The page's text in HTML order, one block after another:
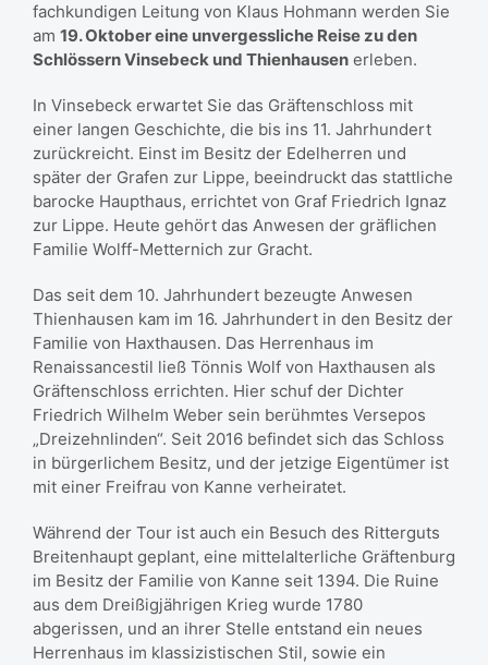
fachkundigen Leitung von Klaus Hohmann werden Sie
am 19. Oktober eine unvergessliche Reise zu den
Schlössern Vinsebeck und Thienhausen erleben.
In Vinsebeck erwartet Sie das Gräftenschloss mit
einer langen Geschichte, die bis ins 11. Jahrhundert
zurückreicht. Einst im Besitz der Edelherren und
später der Grafen zur Lippe, beeindruckt das stattliche
barocke Haupthaus, errichtet von Graf Friedrich Ignaz
zur Lippe. Heute gehört das Anwesen der gräflichen
Familie Wolff-Metternich zur Gracht.
Das seit dem 10. Jahrhundert bezeugte Anwesen
Thienhausen kam im 16. Jahrhundert in den Besitz der
Familie von Haxthausen. Das Herrenhaus im
Renaissancestil ließ Tönnis Wolf von Haxthausen als
Gräftenschloss errichten. Hier schuf der Dichter
Friedrich Wilhelm Weber sein berühmtes Versepos
„Dreizehnlinden“. Seit 2016 befindet sich das Schloss
in bürgerlichem Besitz, und der jetzige Eigentümer ist
mit einer Freifrau von Kanne verheiratet.
Während der Tour ist auch ein Besuch des Ritterguts
Breitenhaupt geplant, eine mittelalterliche Gräftenburg
im Besitz der Familie von Kanne seit 1394. Die Ruine
aus dem Dreißigjährigen Krieg wurde 1780
abgerissen, und an ihrer Stelle entstand ein neues
Herrenhaus im klassizistischen Stil, sowie ein